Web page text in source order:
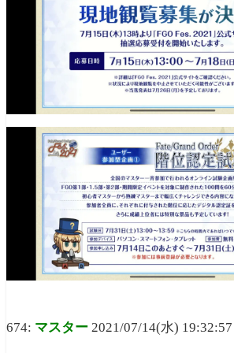
674: マスター 2021/07/14(水) 19:32:57